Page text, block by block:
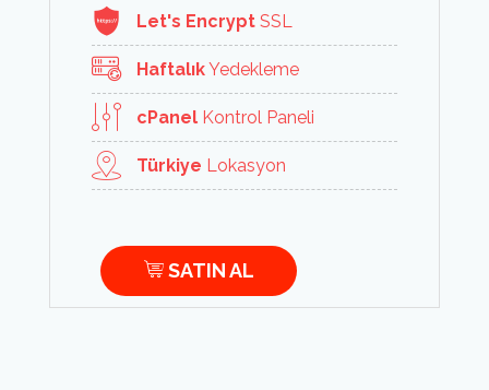
Let's Encrypt SSL
HaftalıkYedekleme
cPanel Kontrol Paneli
Türkiye Lokasyon
SATIN AL